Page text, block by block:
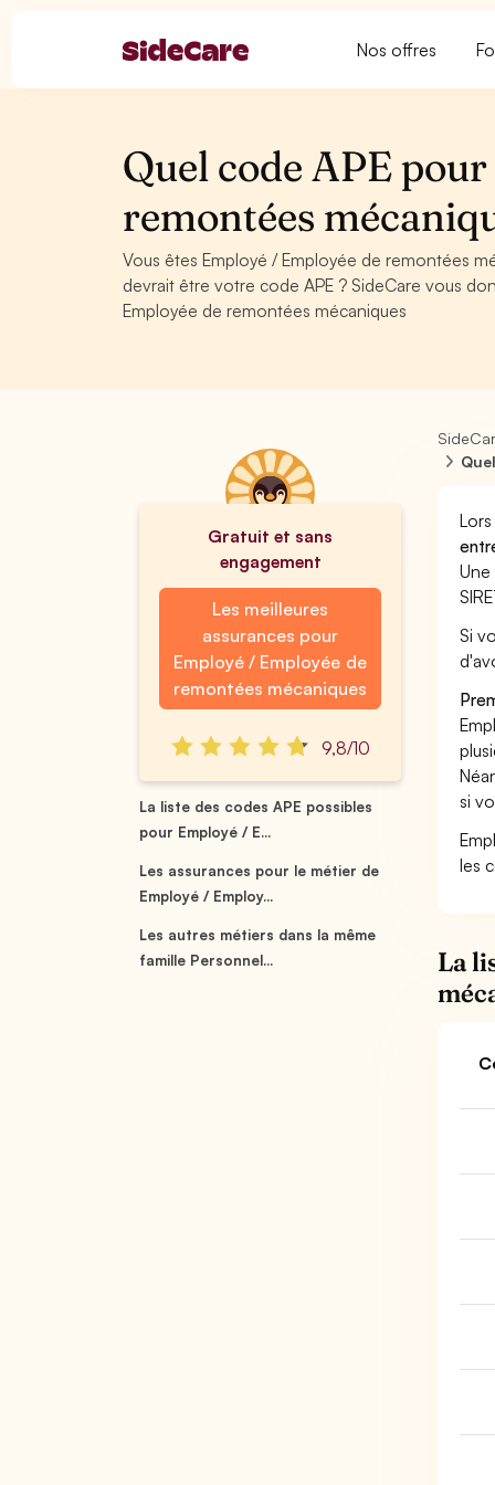
Nos offres
Quel code APE
remontées
Vous êtes Employé / Employée de remontées
devrait être votre code APE ? SideCare vous
Employée de remontées mécaniques
Gratuit et sans
engagement
Les meilleures
assurances pour
Employé / Employée de
remontées mécaniques
9,8/10
La liste des codes APE possibles
pour Employé / E...
Les assurances pour le métier de
Employé / Employ...
Les autres métiers dans la même
famille Personnel...
Une
Si
si
les
La